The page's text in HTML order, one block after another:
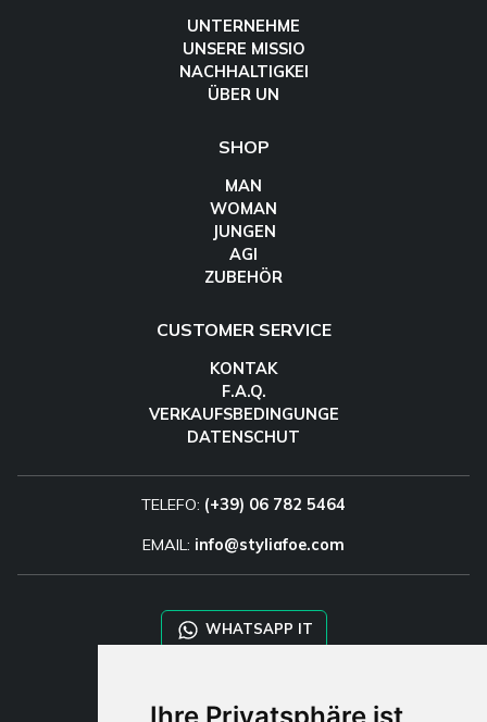
UNTERNEHME
UNSERE MISSIO
NACHHALTIGKEI
ÜBER UN
SHOP
MAN
WOMAN
JUNGEN
AGI
ZUBEHÖR
CUSTOMER SERVICE
KONTAK
F.A.Q.
VERKAUFSBEDINGUNGE
DATENSCHUT
TELEFO: (+39) 06 782 5464
EMAIL: info@styliafoe.com
WHATSAPP IT